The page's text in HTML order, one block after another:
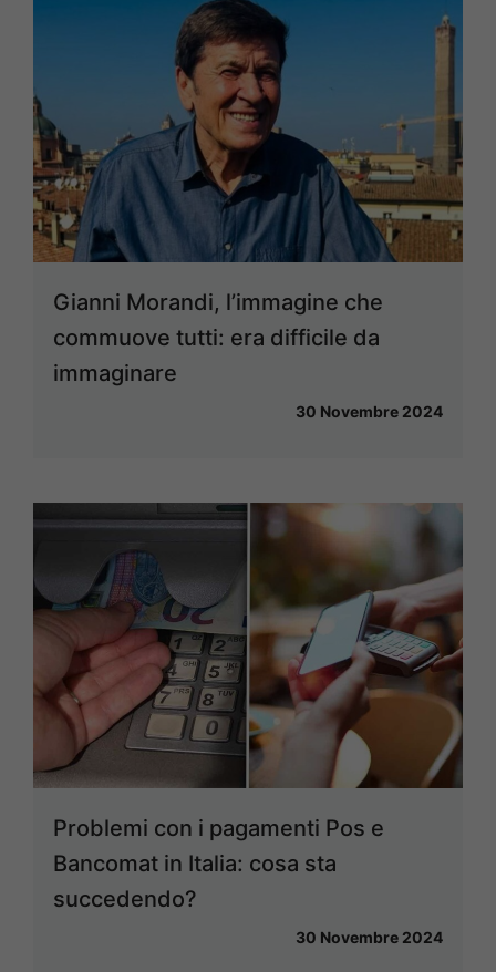
Gianni Morandi, l’immagine che
commuove tutti: era difficile da
immaginare
30 Novembre 2024
Problemi con i pagamenti Pos e
Bancomat in Italia: cosa sta
succedendo?
30 Novembre 2024